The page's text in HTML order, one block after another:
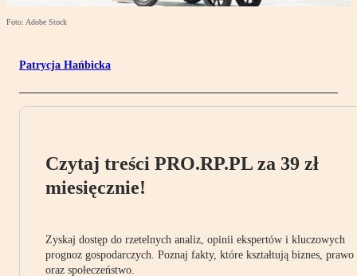
Foto: Adobe Stock
Patrycja Hańbicka
Czytaj treści PRO.RP.PL za 39 zł
miesięcznie!
Zyskaj dostęp do rzetelnych analiz, opinii ekspertów i kluczowych
prognoz gospodarczych. Poznaj fakty, które kształtują biznes, prawo
oraz społeczeństwo.